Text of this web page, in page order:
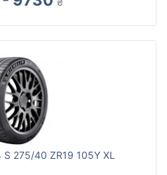
275/40 ZR19 105Y XL